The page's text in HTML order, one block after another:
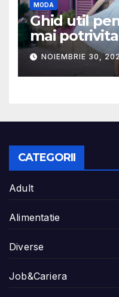
MODA
Ghid util
mai
NOIEMBRIE 30,
CATEGORII
Adult
Alimentatie
Diverse
Job&Cariera